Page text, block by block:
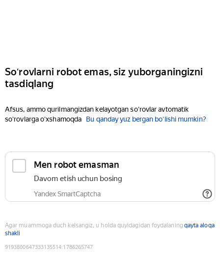
Soʻrovlarni robot emas, siz yuborganingizni
tasdiqlang
Afsus, ammo qurilmangizdan kelayotgan soʻrovlar avtomatik
soʻrovlarga oʻxshamoqda
Bu qanday yuz bergan boʻlishi mumkin?
Men robot emasman
Davom etish uchun bosing
Yandex SmartCaptcha
Agar muammoga duch kelsangiz, u holda quyidagidan foydalaning qayta aloqa
shakli
9193800647333135514:1786265747